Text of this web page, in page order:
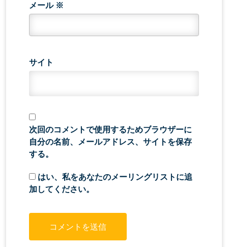
メール ※
サイト
次回のコメントで使用するためブラウザーに
自分の名前、メールアドレス、サイトを保存
する。
はい、私をあなたのメーリングリストに追
加してください。